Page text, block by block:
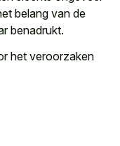
belang van de
benadrukt.
het veroorzaken